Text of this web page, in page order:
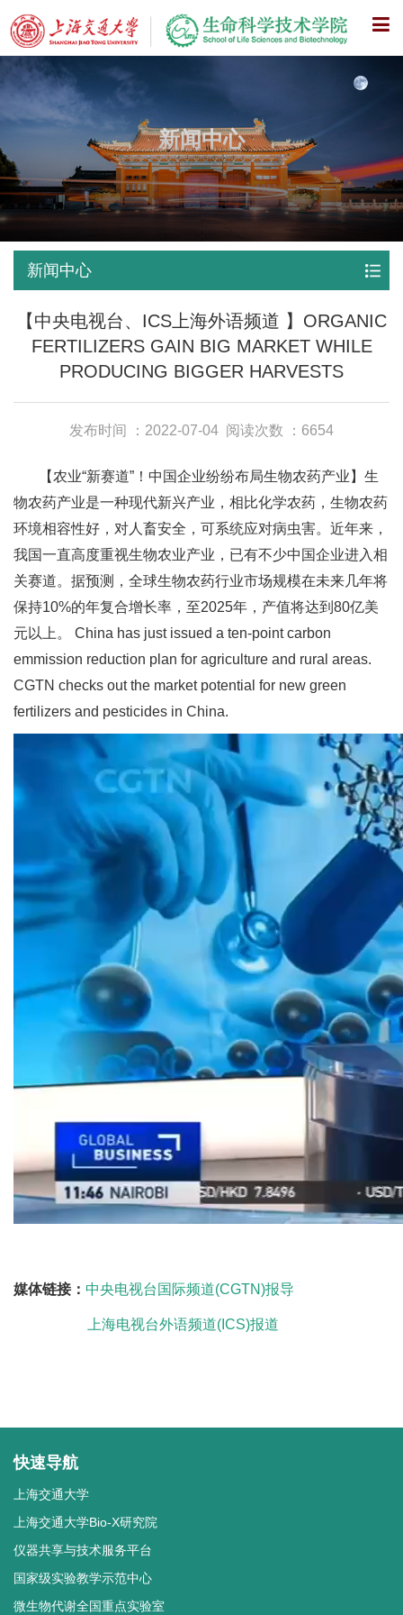
X
新闻中心
新闻中心
【中央电视台、ICS上海外语频道 】ORGANIC
FERTILIZERS GAIN BIG MARKET WHILE
PRODUCING BIGGER HARVESTS
发布时间 ：2022-07-04 阅读次数 ：6654
【农业“新赛道”！中国企业纷纷布局生物农药产业】生
物农药产业是一种现代新兴产业，相比化学农药，生物农药
环境相容性好，对人畜安全，可系统应对病虫害。近年来，
我国一直高度重视生物农业产业，已有不少中国企业进入相
关赛道。据预测，全球生物农药行业市场规模在未来几年将
保持10%的年复合增长率，至2025年，产值将达到80亿美
元以上。 China has just issued a ten-point carbon
emmission reduction plan for agriculture and rural areas.
CGTN checks out the market potential for new green
fertilizers and pesticides in China.
媒体链接： 中央电视台国际频道(CGTN)报导
上海电视台外语频道(ICS)报道
快速导航
上海交通大学
上海交通大学Bio-X研究院
仪器共享与技术服务平台
国家级实验教学示范中心
微生物代谢全国重点实验室